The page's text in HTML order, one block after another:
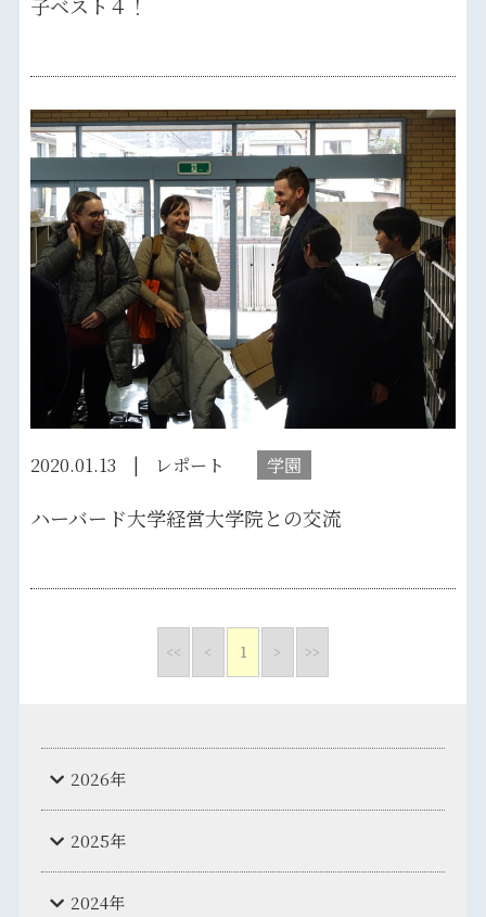
2026年
2025年
2024年
子ベスト４！
2020.01.13 レポート 学園
ハーバード大学経営大学院との交流
<< < 1 > >>